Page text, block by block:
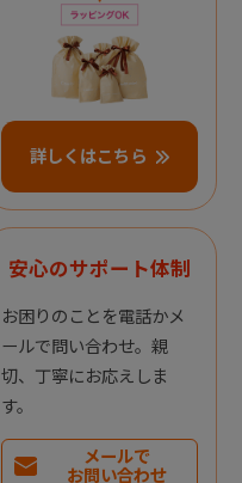
詳しくはこちら
安心のサポート体制
お困りのことを電話かメ
ールで問い合わせ。親
切、丁寧にお応えしま
す。
メールで
お問い合わせ